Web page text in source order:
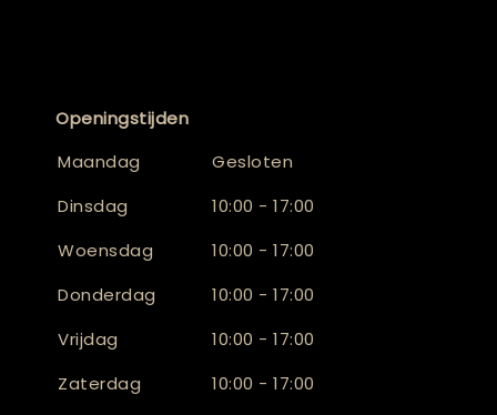
Openingstijden
Maandag
Gesloten
Dinsdag
10:00 - 17:00
Woensdag
10:00 - 17:00
Donderdag
10:00 - 17:00
Vrijdag
10:00 - 17:00
Zaterdag
10:00 - 17:00